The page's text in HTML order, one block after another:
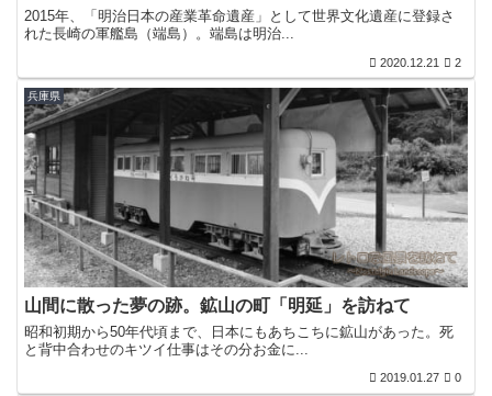
2015年、「明治日本の産業革命遺産」として世界文化遺産に登録さ
れた長崎の軍艦島（端島）。端島は明治...
2020.12.21 2
兵庫県
山間に散った夢の跡。鉱山の町「明延」を訪ねて
昭和初期から50年代頃まで、日本にもあちこちに鉱山があった。死
と背中合わせのキツイ仕事はその分お金に...
2019.01.27 0